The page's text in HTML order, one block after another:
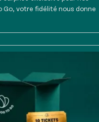
Go, votre fidélité nous donne